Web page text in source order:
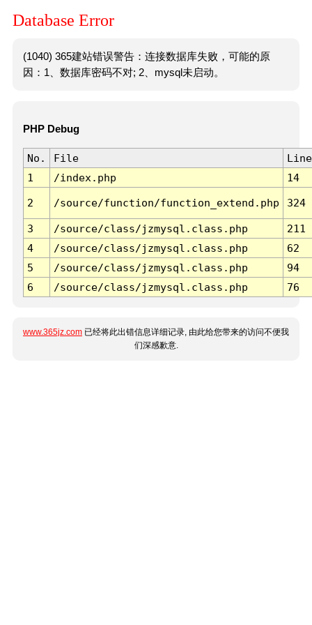
Database Error
(1040) 365建站错误警告：连接数据库失败，可能的原
因：1、数据库密码不对; 2、mysql未启动。
PHP Debug
No. File
Line
1
/index.php 14
2 /source/function/function_extend.php 324
3 /source/class/jzmysql.class.php
211
4
/source/class/jzmysql.class.php
62
5
/source/class/jzmysql.class.php
94
6
/source/class/jzmysql.class.php 76
www.365jz.com 已经将此出错信息详细记录, 由此给您带来的访问不便我
们深感歉意.